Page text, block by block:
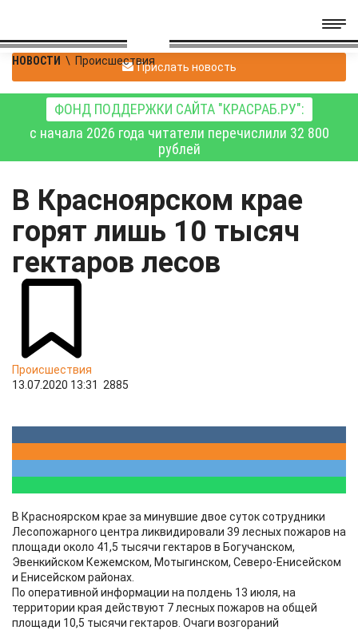
НОВОСТИ \ ПроисшествияПрислать новость
ФОНД ПОДДЕРЖКИ САЙТА "КРАСРАБ.РУ":
с начала 2026 года читатели перечислили 32 800
рублей
В Красноярском крае
горят лишь 10 тысяч
гектаров лесов
Происшествия
13.07.2020 13:31
2885
В Красноярском крае за минувшие двое суток сотрудники
Лесопожарного центра ликвидировали 39 лесных пожаров на
площади около 41,5 тысячи гектаров в Богучанском,
Эвенкийском Кежемском, Мотыгинском, Северо-Енисейском
и Енисейском районах.
По оперативной информации на полдень 13 июля, на
территории края действуют 7 лесных пожаров на общей
площади 10,5 тысячи гектаров. Очаги возгораний